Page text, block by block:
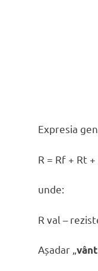
Expresia
R = Rf + Rt
unde:
R val –
Așadar „